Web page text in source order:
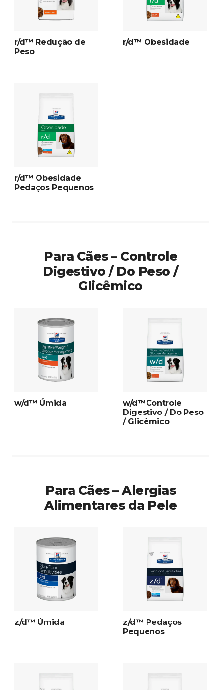
r/d™ Redução de
Peso
r/d™ Obesidade
r/d™ Obesidade
Pedaços Pequenos
Para Cães – Controle
Digestivo / Do Peso /
Glicêmico
w/d™ Úmida
w/d™Controle
Digestivo / Do Peso
/ Glicêmico
Para Cães – Alergias
Alimentares da Pele
z/d™ Úmida
z/d™ Pedaços
Pequenos